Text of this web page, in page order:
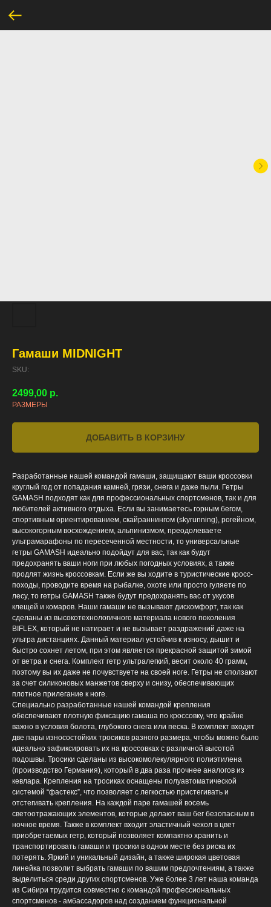
Гамаши MIDNIGHT
SKU:
2499,00 р.
РАЗМЕРЫ
ДОБАВИТЬ В КОРЗИНУ
Разработанные нашей командой гамаши, защищают ваши кроссовки
круглый год от попадания камней, грязи, снега и даже пыли. Гетры
GAMASH подходят как для профессиональных спортсменов, так и для
любителей активного отдыха. Если вы занимаетесь горным бегом,
спортивным ориентированием, скайраннингом (skyrunning), рогейном,
высокогорным восхождением, альпинизмом, преодолеваете
ультрамарафоны по пересеченной местности, то универсальные
гетры GAMASH идеально подойдут для вас, так как будут
предохранять ваши ноги при любых погодных условиях, а также
продлят жизнь кроссовкам. Если же вы ходите в туристические кросс-
походы, проводите время на рыбалке, охоте или просто гуляете по
лесу, то гетры GAMASH также будут предохранять вас от укусов
клещей и комаров. Наши гамаши не вызывают дискомфорт, так как
сделаны из высокотехнологичного материала нового поколения
BIFLEX, который не натирает и не вызывает раздражений даже на
ультра дистанциях. Данный материал устойчив к износу, дышит и
быстро сохнет летом, при этом является прекрасной защитой зимой
от ветра и снега. Комплект гетр ультралегкий, весит около 40 грамм,
поэтому вы их даже не почувствуете на своей ноге. Гетры не сползают
за счет силиконовых манжетов сверху и снизу, обеспечивающих
плотное прилегание к ноге.
Специально разработанные нашей командой крепления
обеспечивают плотную фиксацию гамаша по кроссовку, что крайне
важно в условия болота, глубокого снега или песка. В комплект входят
две пары износостойких тросиков разного размера, чтобы можно было
идеально зафиксировать их на кроссовках с различной высотой
подошвы. Тросики сделаны из высокомолекулярного полиэтилена
(производство Германия), который в два раза прочнее аналогов из
кевлара. Крепления на тросиках оснащены полуавтоматической
системой “фастекс”, что позволяет с легкостью пристегивать и
отстегивать крепления. На каждой паре гамашей восемь
светоотражающих элементов, которые делают ваш бег безопасным в
ночное время. Также в комплект входит эластичный чехол в цвет
приобретаемых гетр, который позволяет компактно хранить и
транспортировать гамаши и тросики в одном месте без риска их
потерять. Яркий и уникальный дизайн, а также широкая цветовая
линейка позволит выбрать гамаши по вашим предпочтениям, а также
выделиться среди других спортсменов. Уже более 3 лет наша команда
из Сибири трудится совместно с командой профессиональных
спортсменов - амбассадоров над созданием функциональной